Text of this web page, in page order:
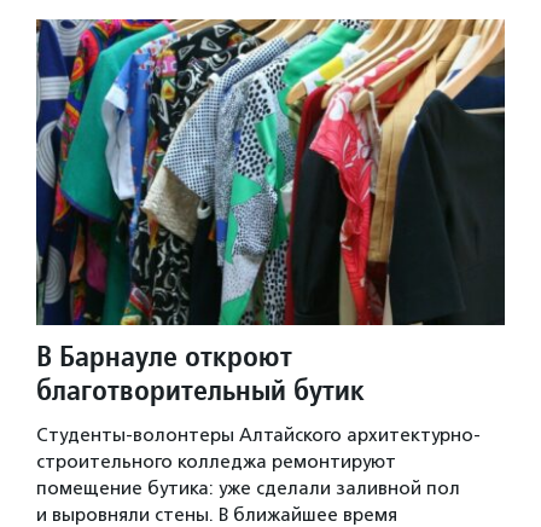
В Барнауле откроют
благотворительный бутик
Студенты-волонтеры Алтайского архитектурно-
строительного колледжа ремонтируют
помещение бутика: уже сделали заливной пол
и выровняли стены. В ближайшее время